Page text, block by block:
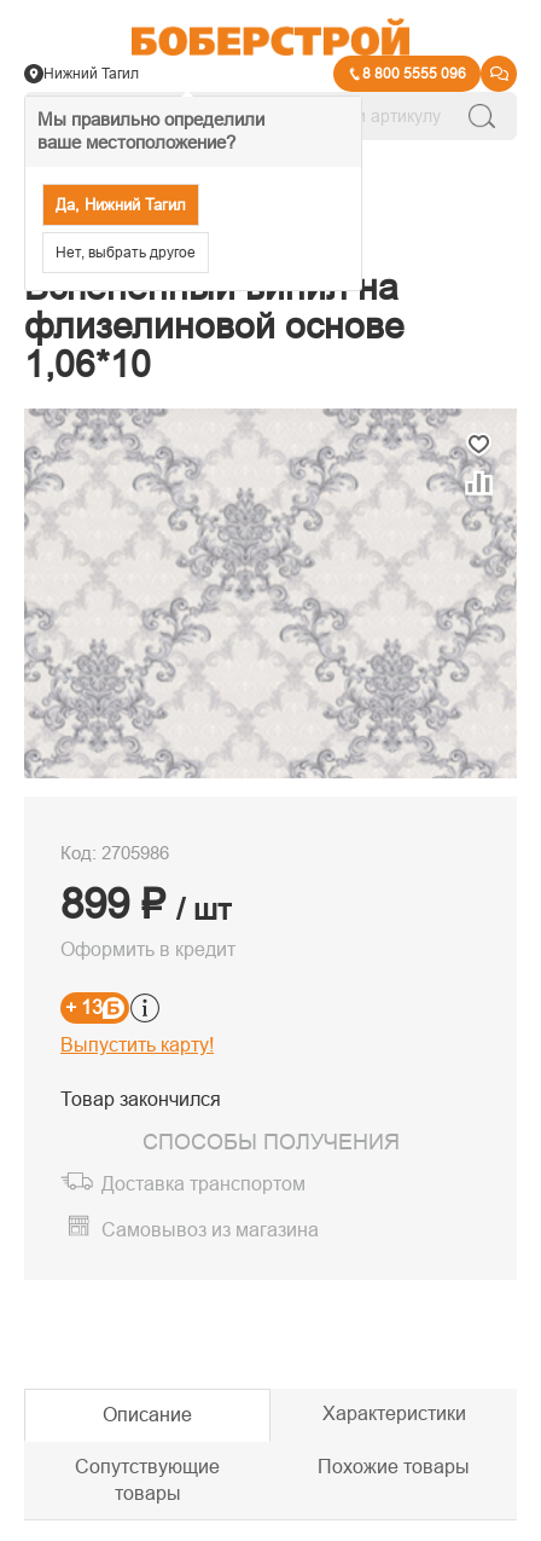
Мы правильно определили
ваше местоположение?
Да, Нижний Тагил
Нет, выбрать другое
Нижний Тагил 8 800 5555 096
Обои HomeColor
Вспененный винил на
флизелиновой основе
1,06*10
Код: 2705986
899 ₽ / шт
Оформить в кредит
+ 13
Выпустить карту!
Товар закончился
СПОСОБЫ ПОЛУЧЕНИЯ
Доставка транспортом
Самовывоз из магазина
Описание Характеристики
Сопутствующие
товары
Похожие товары